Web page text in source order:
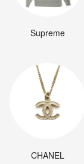
Supreme
CHANEL